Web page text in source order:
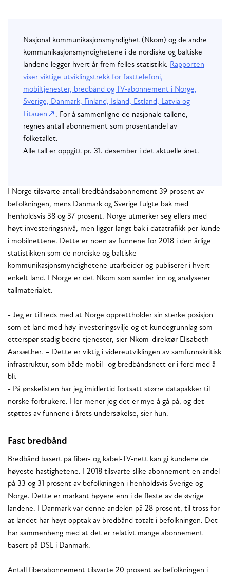
Nasjonal kommunikasjonsmyndighet (Nkom) og de andre
kommunikasjonsmyndighetene i de nordiske og baltiske
landene legger hvert år frem felles statistikk. Rapporten
viser viktige utviklingstrekk for fasttelefoni,
mobiltjenester, bredbånd og TV-abonnement i Norge,
Sverige, Danmark, Finland, Island, Estland, Latvia og
Litauen
. For å sammenligne de nasjonale tallene,
regnes antall abonnement som prosentandel av
folketallet.
Alle tall er oppgitt pr. 31. desember i det aktuelle året.
I Norge tilsvarte antall bredbåndsabonnement 39 prosent av
befolkningen, mens Danmark og Sverige fulgte bak med
henholdsvis 38 og 37 prosent. Norge utmerker seg ellers med
høyt investeringsnivå, men ligger langt bak i datatrafikk per kunde
i mobilnettene. Dette er noen av funnene for 2018 i den årlige
statistikken som de nordiske og baltiske
kommunikasjonsmyndighetene utarbeider og publiserer i hvert
enkelt land. I Norge er det Nkom som samler inn og analyserer
tallmaterialet.
- Jeg er tilfreds med at Norge opprettholder sin sterke posisjon
som et land med høy investeringsvilje og et kundegrunnlag som
etterspør stadig bedre tjenester, sier Nkom-direktør Elisabeth
Aarsæther. – Dette er viktig i videreutviklingen av samfunnskritisk
infrastruktur, som både mobil- og bredbåndsnett er i ferd med å
bli.
- På ønskelisten har jeg imidlertid fortsatt større datapakker til
norske forbrukere. Her mener jeg det er mye å gå på, og det
støttes av funnene i årets undersøkelse, sier hun.
Fast bredbånd
Bredbånd basert på fiber- og kabel-TV-nett kan gi kundene de
høyeste hastighetene. I 2018 tilsvarte slike abonnement en andel
på 33 og 31 prosent av befolkningen i henholdsvis Sverige og
Norge. Dette er markant høyere enn i de fleste av de øvrige
landene. I Danmark var denne andelen på 28 prosent, til tross for
at landet har høyt opptak av bredbånd totalt i befolkningen. Det
har sammenheng med at det er relativt mange abonnement
basert på DSL i Danmark.
Antall fiberabonnement tilsvarte 20 prosent av befolkningen i